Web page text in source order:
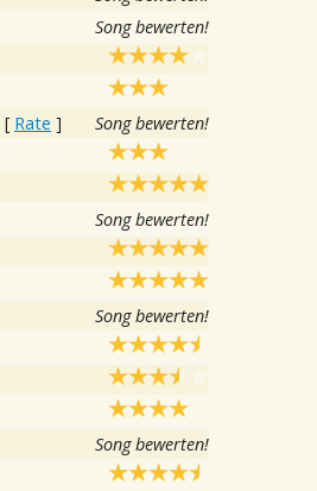
Song bewerten!
[ Rate ] Song bewerten!
Song bewerten!
Song bewerten!
Song bewerten!